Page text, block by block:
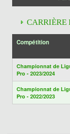
CARRIÈRE
Compétition
Championnat de
Pro - 2023/2024
Championnat de
Pro - 2022/2023